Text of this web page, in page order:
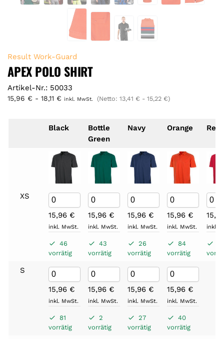
Result Work-Guard
APEX POLO SHIRT
Artikel-Nr.: 50033
15,96 € - 18,11 € inkl. MwSt. (Netto: 13,41 € - 15,22 €)
Black
Bottle
Green
Navy Orange Red
XS
15,96 €
inkl. MwSt.
46
vorrätig
15,96 €
inkl. MwSt.
43
vorrätig
15,96 €
inkl. MwSt.
26
vorrätig
15,96 €
inkl. MwSt.
84
vorrätig
inkl.
S
15,96 €
inkl. MwSt.
81
vorrätig
15,96 €
inkl. MwSt.
2
vorrätig
15,96 €
inkl. MwSt.
27
vorrätig
15,96 €
inkl. MwSt.
40
vorrätig